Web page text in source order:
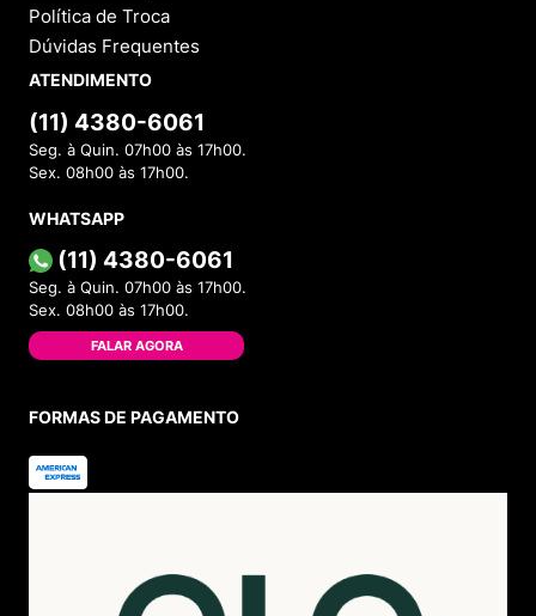
Política de Troca
Dúvidas Frequentes
ATENDIMENTO
(11) 4380-6061
Seg. à Quin. 07h00 às 17h00.
Sex. 08h00 às 17h00.
WHATSAPP
(11) 4380-6061
Seg. à Quin. 07h00 às 17h00.
Sex. 08h00 às 17h00.
FALAR AGORA
FORMAS DE PAGAMENTO